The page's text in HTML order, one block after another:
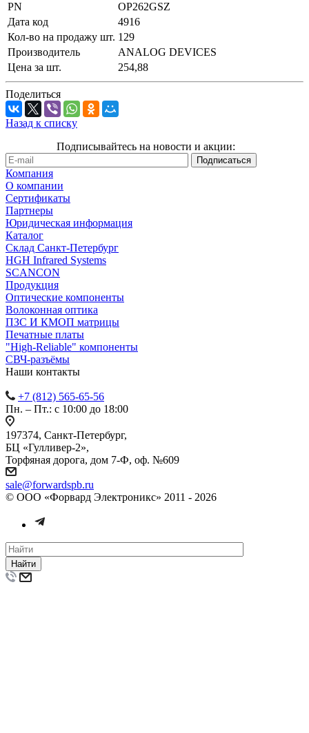
PN
OP262GSZ
Дата код
4916
Кол-во на продажу шт. 129
Производитель
ANALOG DEVICES
Цена за шт.
254,88
Поделиться
Назад к списку
Подписывайтесь на новости и акции:
Компания
О компании
Сертификаты
Партнеры
Юридическая информация
Каталог
Cклад Санкт-Петербург
HGH Infrared Systems
SCANCON
Продукция
Оптические компоненты
Волоконная оптика
ПЗС И КМОП матрицы
Печатные платы
"High-Reliable" компоненты
СВЧ-разъёмы
Наши контакты
+7 (812) 565-65-56
Пн. – Пт.: с 10:00 до 18:00
197374, Санкт-Петербург,
БЦ «Гулливер-2»,
Торфяная дорога, дом 7-Ф, оф. №609
sale@forwardspb.ru
© ООО «Форвард Электроникс» 2011 - 2026
Найти